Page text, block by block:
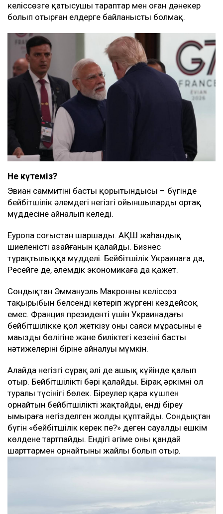
келіссөзге қатысушы тараптар мен оған дәнекер
болып отырған елдерге байланысты болмақ.
Не күтеміз?
Эвиан саммитінің басты қорытындысы – бүгінде
бейбітшілік әлемдегі негізгі ойыншылардың ортақ
мүддесіне айналып келеді.
Еуропа соғыстан шаршады. АҚШ жаһандық
шиеленістің азайғанын қалайды. Бизнес
тұрақтылыққа мүдделі. Бейбітшілік Украинаға да,
Ресейге де, әлемдік экономикаға да қажет.
Сондықтан Эммануэль Макронның келіссөз
тақырыбын белсенді көтеріп жүргені кездейсоқ
емес. Франция президенті үшін Украинадағы
бейбітшілікке қол жеткізу оның саяси мұрасының ең
маңызды бөлігіне және биліктегі кезеңінің басты
нәтижелерінің біріне айналуы мүмкін.
Алайда негізгі сұрақ әлі де ашық күйінде қалып
отыр. Бейбітшілікті бәрі қалайды. Бірақ әркімнің ол
туралы түсінігі бөлек. Біреулер қара күшпен
орнайтын бейбітшілікті жақтайды, енді біреу
ымыраға негізделген жолды құптайды. Сондықтан
бүгін «бейбітшілік керек пе?» деген сауалды ешкім
көлденең тартпайды. Ендігі әңгіме оның қандай
шарттармен орнайтыны жайлы болып отыр.